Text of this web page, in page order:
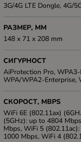
3G/4G LTE Dongle, 4G/
РАЗМЕР, ММ
148 x 71 x 208 mm
СИГУРНОСТ
AiProtection Pro,
WPA/WPA2-Enterprise,
СКОРОСТ, MBPS
WiFi 6E (802.11ax)
(5GHz): up to 4804
Mbps, WiFi 5
1000 Mbps, WiFi 4